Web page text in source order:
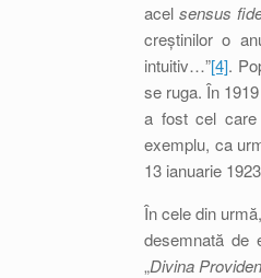
acel sensus
creștinilor o
intuitiv…”[4].
se ruga. În
a fost cel care
exemplu, ca
13 ianuarie
În cele din
desemnată de
„Divina